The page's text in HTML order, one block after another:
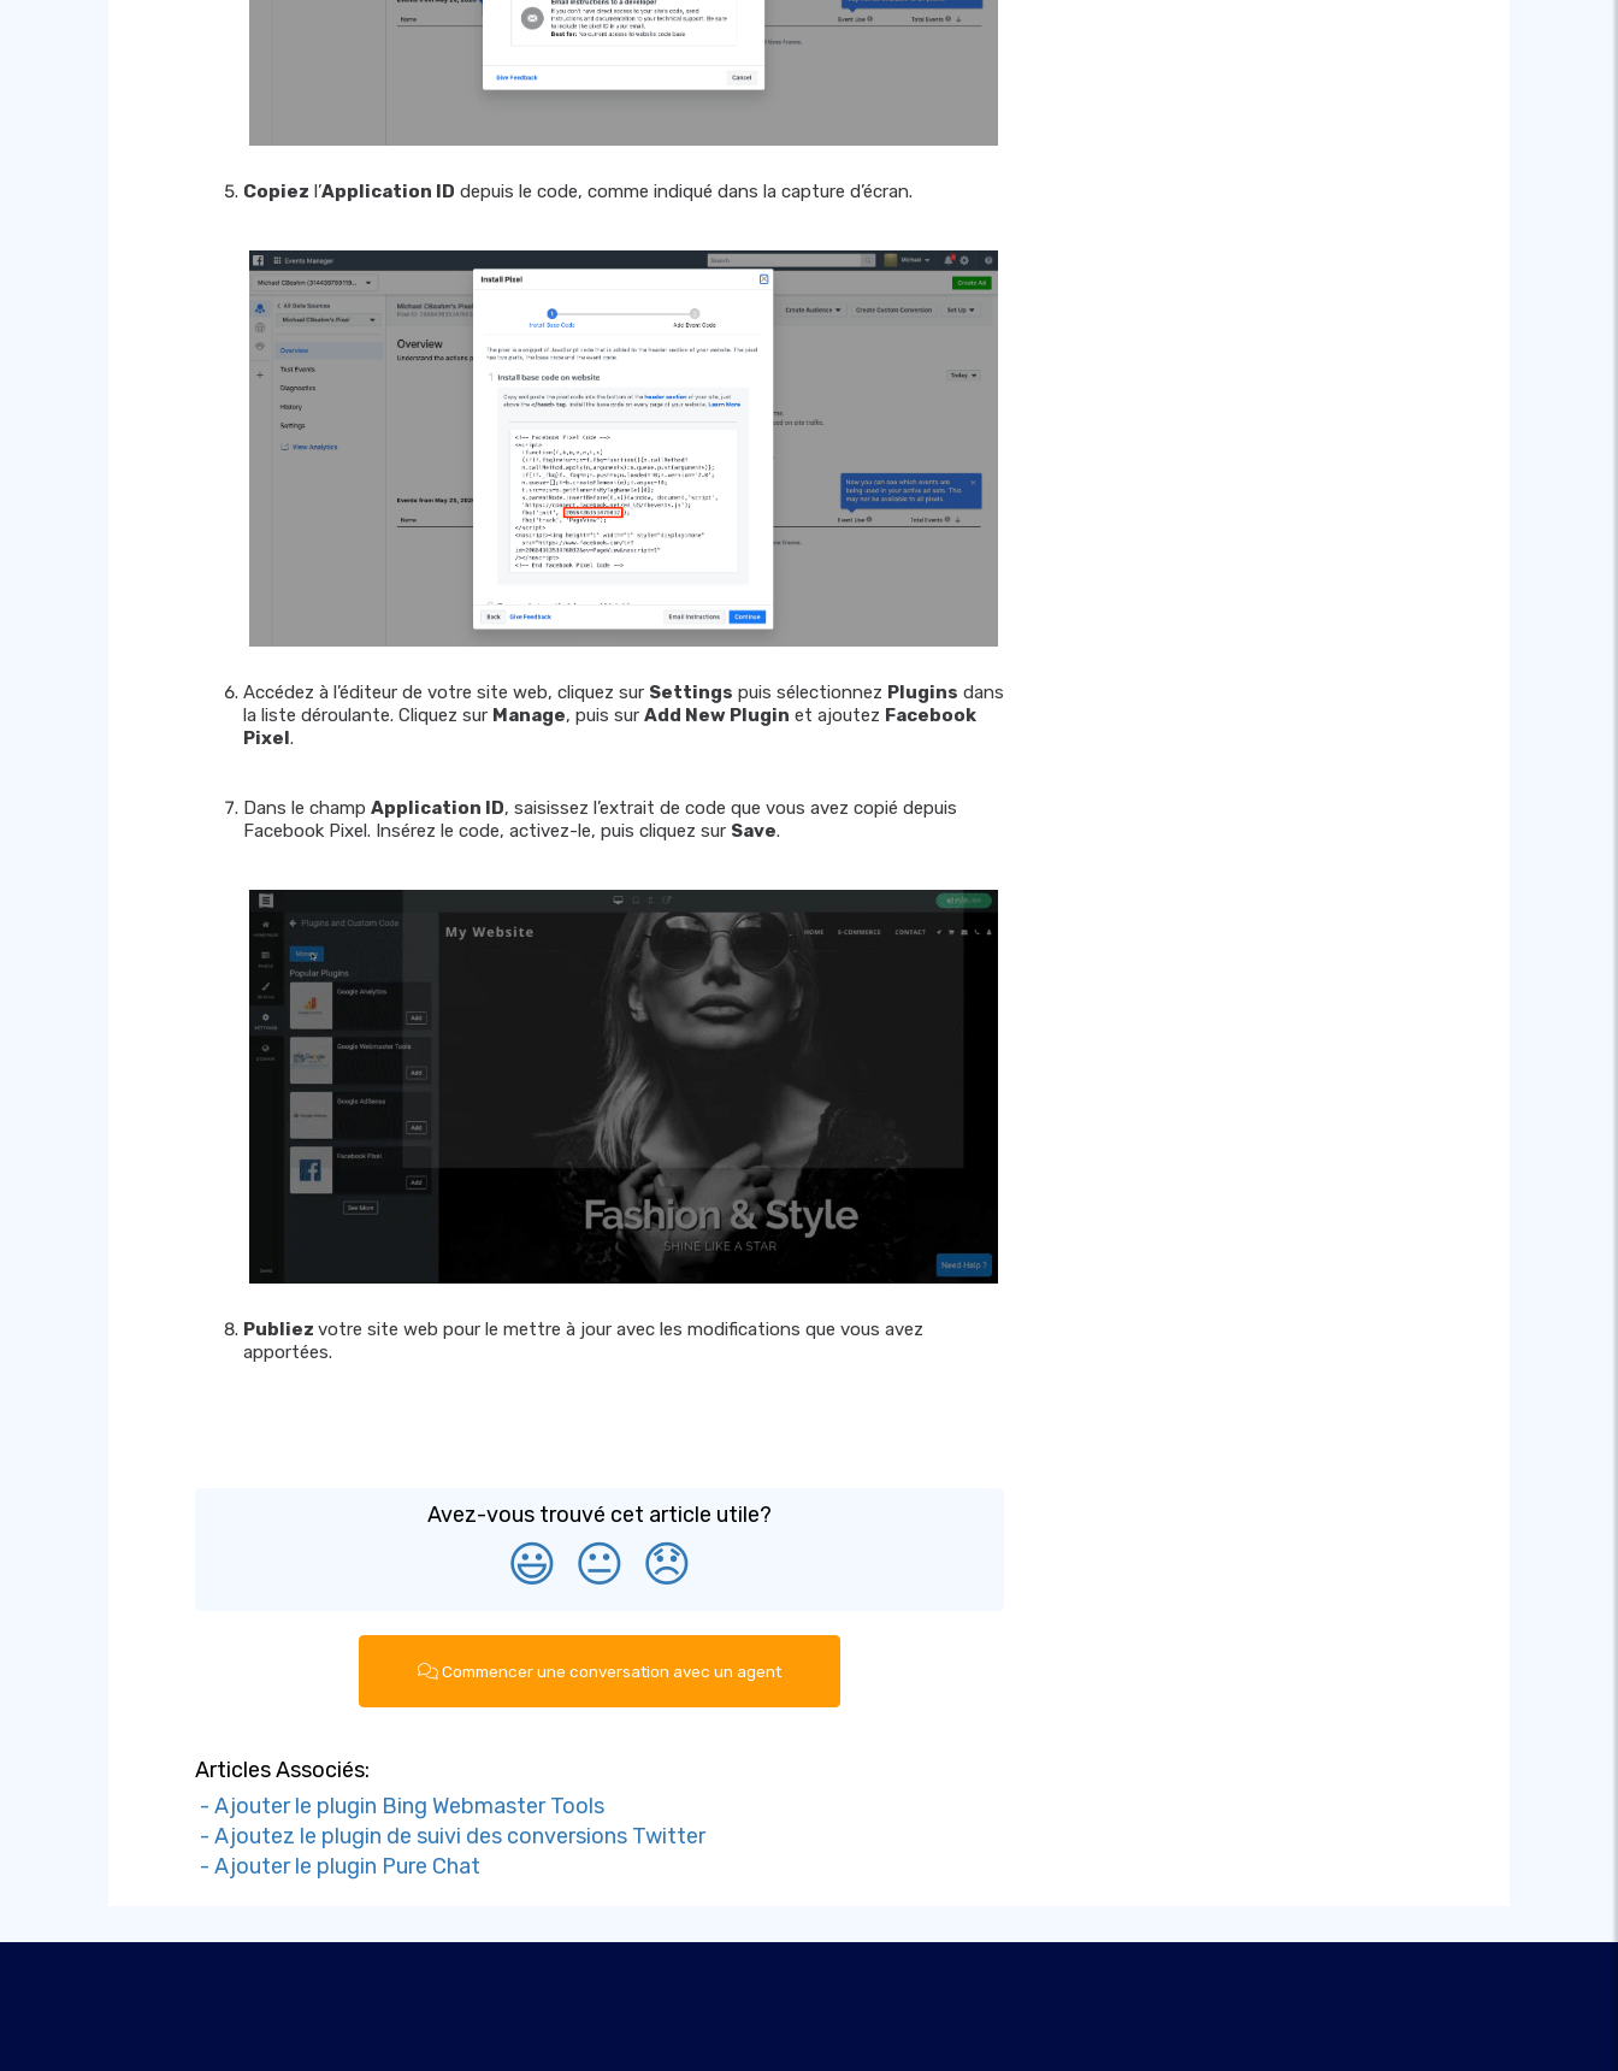
Copiez l’Application ID depuis le code, comme indiqué dans la capture d’écran.
Accédez à l’éditeur de votre site web, cliquez sur Settings puis sélectionnez Plugins dans
la liste déroulante. Cliquez sur Manage, puis sur Add New Plugin et ajoutez Facebook
Pixel.
Dans le champ Application ID, saisissez l’extrait de code que vous avez copié depuis
Facebook Pixel. Insérez le code, activez-le, puis cliquez sur Save.
Publiez votre site web pour le mettre à jour avec les modifications que vous avez
apportées.
Avez-vous trouvé cet article utile?
😃 😐 😞
Commencer une conversation avec un agent
Articles Associés:
- Ajouter le plugin Bing Webmaster Tools
- Ajoutez le plugin de suivi des conversions Twitter
- Ajouter le plugin Pure Chat